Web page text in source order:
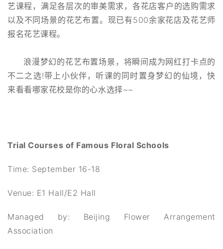
艺课程，满足各层次的审美需求，各花店客户的选购需求
以及不同场景的花艺布置。现已有500余家花店及花艺师
报名花艺课程。
浪漫梦幻的花艺布置场景，将瞬间成为网红打卡点的
不二之选!带上小伙伴，听课的同时置身梦幻的仙境，快
来看看哪家花校是你的心水选择~~
Trial Courses of Famous Floral Schools
Time: September 16-18
Venue: E1 Hall/E2 Hall
Managed by: Beijing Flower Arrangement
Association